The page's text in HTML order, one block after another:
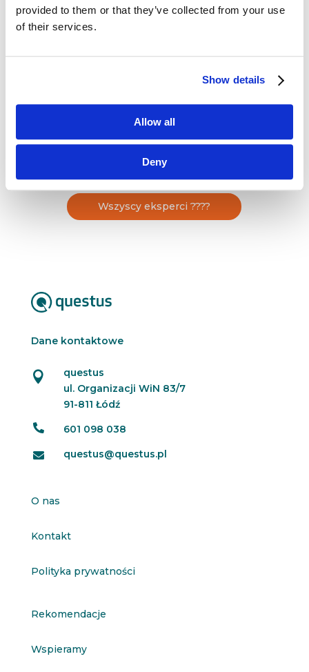
provided to them or that they’ve collected from your use
of their services.
Show details
Allow all
Deny
Międzynarodowych. Managerka marketingu B2B
i B2C z ponad 10-letnim doświadczeniem
składa się doświadczenie w branży telewizyjnej,
automotive i turystycznej. Miłośniczka brand-
i content marketingu, autorka tekstów. Prowadzi
szkolenia z Marketingu B2B. Posługuje się
Wszyscy eksperci ????
Dane kontaktowe

questus
ul. Organizacji WiN 83/7
91-811 Łódź
 601 098 038
 questus@questus.pl
O nas
Kontakt
Polityka prywatności
Rekomendacje
Wspieramy